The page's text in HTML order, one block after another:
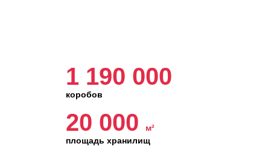
1 190 000
коробов
20 000
м²
площадь хранилищ